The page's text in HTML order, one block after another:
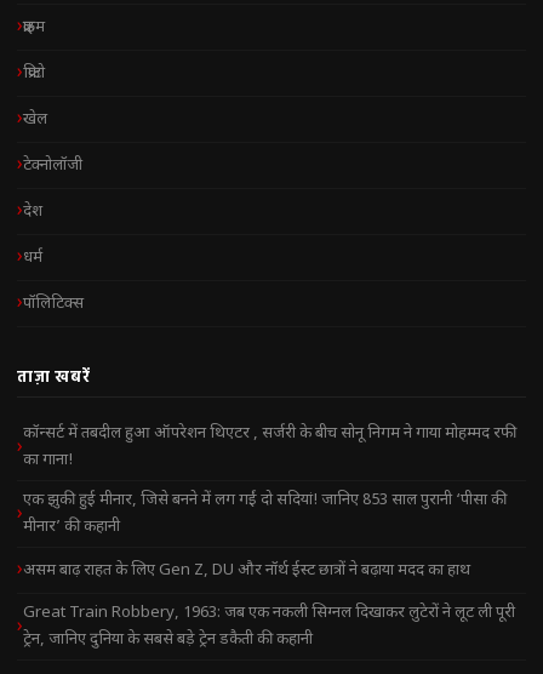
क्राइम
क्रिप्टो
खेल
टेक्नोलॉजी
देश
धर्म
पॉलिटिक्स
ताज़ा खबरें
कॉन्सर्ट में तबदील हुआ ऑपरेशन थिएटर , सर्जरी के बीच सोनू निगम ने गाया मोहम्मद रफी
का गाना!
एक झुकी हुई मीनार, जिसे बनने में लग गईं दो सदियां! जानिए 853 साल पुरानी ‘पीसा की
मीनार’ की कहानी
असम बाढ़ राहत के लिए Gen Z, DU और नॉर्थ ईस्ट छात्रों ने बढ़ाया मदद का हाथ
Great Train Robbery, 1963: जब एक नकली सिग्नल दिखाकर लुटेरों ने लूट ली पूरी
ट्रेन, जानिए दुनिया के सबसे बड़े ट्रेन डकैती की कहानी